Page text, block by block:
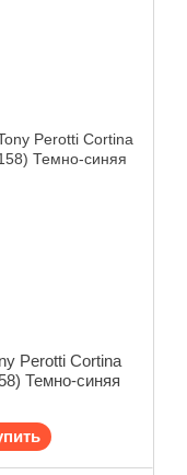
Perotti Cortina
Темно-синяя